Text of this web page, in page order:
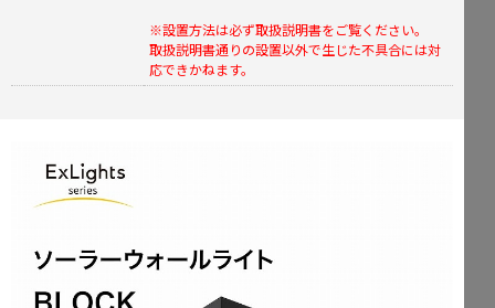
※設置方法は必ず取扱説明書をご覧ください。
取扱説明書通りの設置以外で生じた不具合には対
応できかねます。